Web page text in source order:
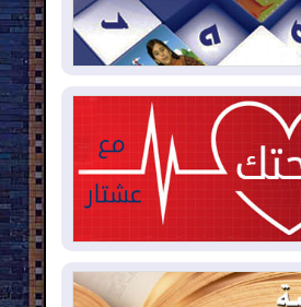
كوبا تغرق في الظلام مجددا
أوامر بإجلاء 60 ألف شخص
في ولاية واشنطن
مشروع "حسابي" يُمهل
حتى نهاية أغسطس لاستلام